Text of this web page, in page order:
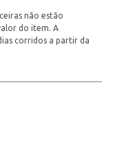
não estão
do item. A
corridos a partir da